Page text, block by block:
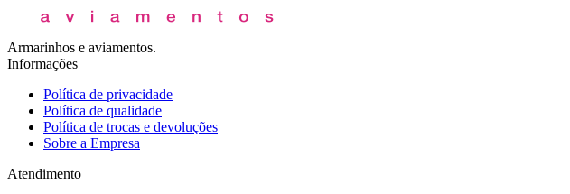
Armarinhos e aviamentos.
Informações
Política de privacidade
Política de qualidade
Política de trocas e devoluções
Sobre a Empresa
Atendimento